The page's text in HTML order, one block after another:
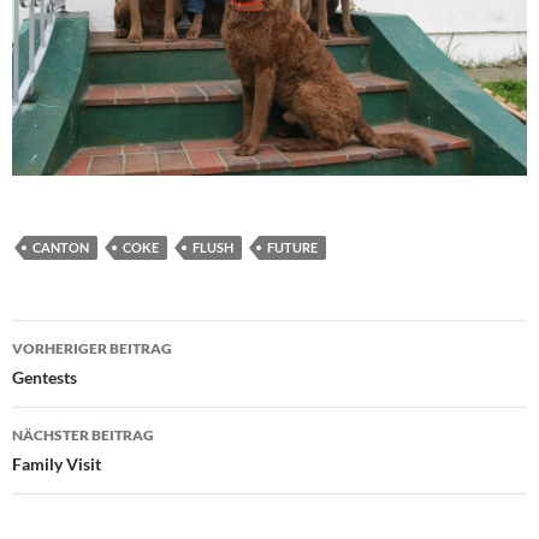
CANTON COKE FLUSH FUTURE
Beitragsnavigation
VORHERIGER BEITRAG
Gentests
NÄCHSTER BEITRAG
Family Visit